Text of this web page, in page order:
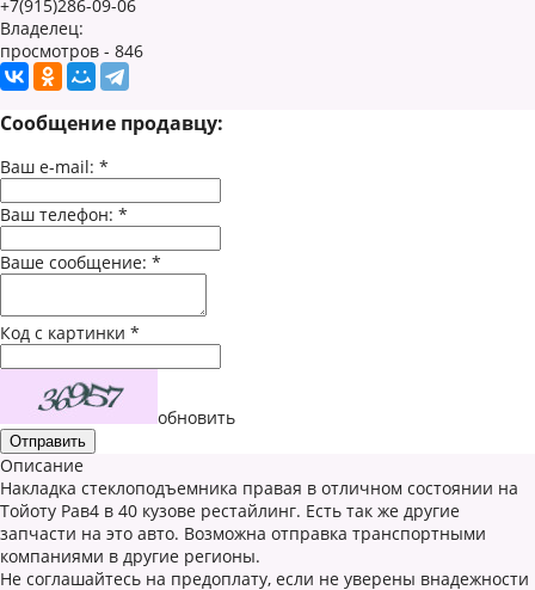
+7(915)286-09-06
Владелец:
просмотров - 846
Сообщение продавцу:
Ваш e-mail: *
Ваш телефон: *
Ваше сообщение: *
Код с картинки *
обновить
Описание
Накладка стеклоподъемника правая в отличном состоянии на
Тойоту Рав4 в 40 кузове рестайлинг. Есть так же другие
запчасти на это авто. Возможна отправка транспортными
компаниями в другие регионы.
Не соглашайтесь на предоплату, если не уверены внадежности